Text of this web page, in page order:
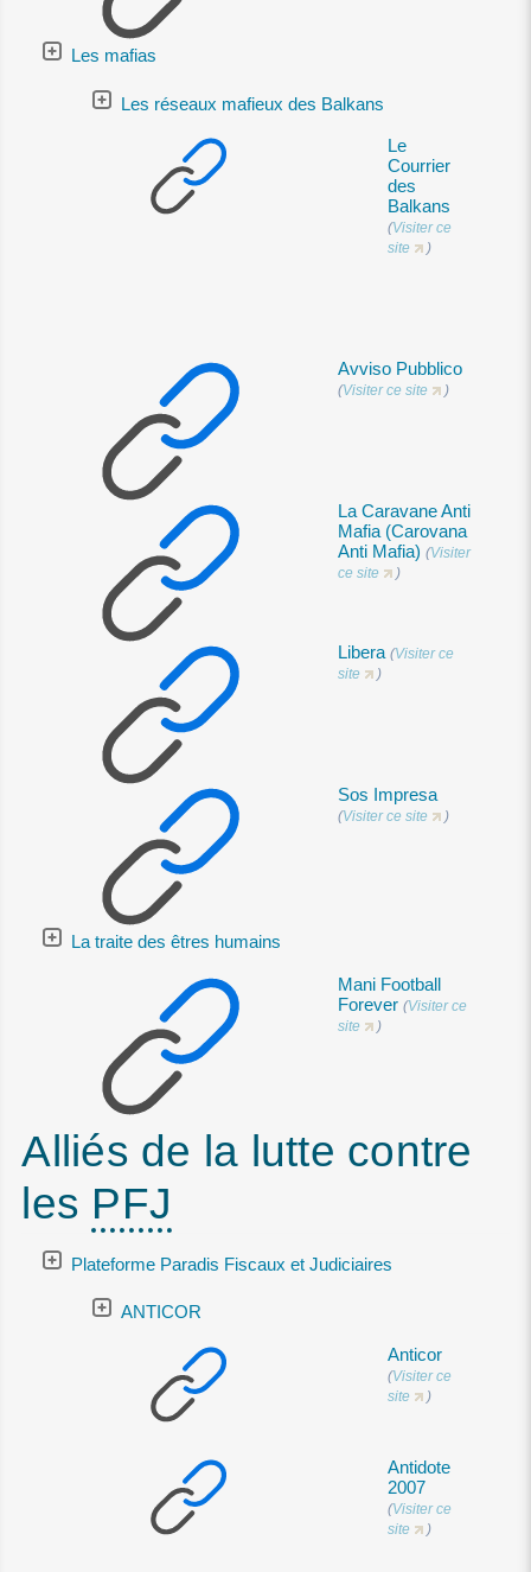
Les mafias
Les réseaux mafieux des Balkans
Le
Courrier
des
Balkans
(Visiter ce
site
)
Avviso Pubblico
(Visiter ce site )
La Caravane Anti
Mafia (Carovana
Anti Mafia) (Visiter
ce site
)
Libera (Visiter ce
site
)
Sos Impresa
(Visiter ce site )
La traite des êtres humains
Mani Football
Forever (Visiter ce
site
)
Alliés de la lutte contre
les PFJ
Plateforme Paradis Fiscaux et Judiciaires
ANTICOR
Anticor
(Visiter ce
site
)
Antidote
2007
(Visiter ce
site
)